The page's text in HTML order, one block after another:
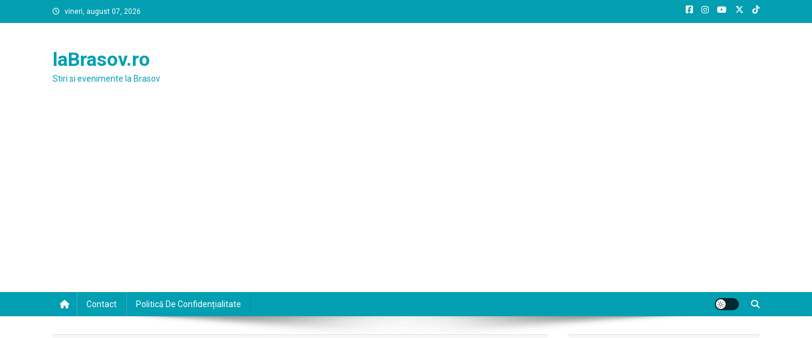
to
vineri, august 07, 2026
laBrasov.ro
Stiri si evenimente la Brasov
Contact Politică De Confidențialitate